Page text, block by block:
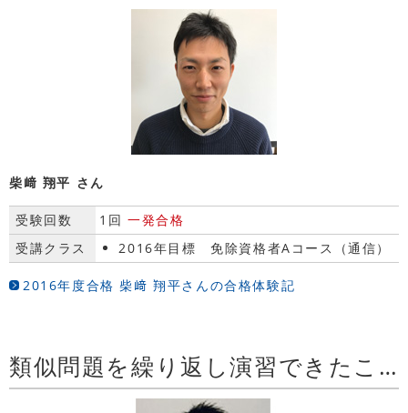
柴﨑 翔平 さん
受験回数 1回一発合格
受講クラス
2016年目標 免除資格者Aコース（通信）
2016年度合格 柴﨑 翔平さんの合格体験記
類似問題を繰り返し演習できたこともよかったです。